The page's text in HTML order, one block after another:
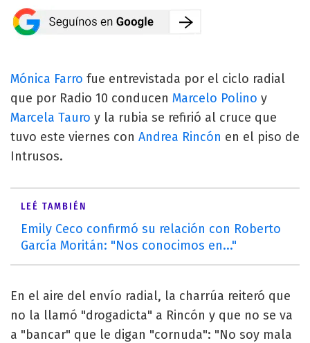
Mónica Farro fue entrevistada por el ciclo radial
que por Radio 10 conducen Marcelo Polino y
Marcela Tauro y la rubia se refirió al cruce que
tuvo este viernes con Andrea Rincón en el piso de
Intrusos.
LEÉ TAMBIÉN
Emily Ceco confirmó su relación con Roberto
García Moritán: "Nos conocimos en..."
En el aire del envío radial, la charrúa reiteró que
no la llamó "drogadicta" a Rincón y que no se va
a "bancar" que le digan "cornuda": "No soy mala